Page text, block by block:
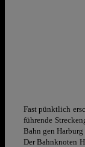
Fast pünktlich
führende
Bahn gen
Der Bahnknoten